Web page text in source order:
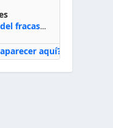
Lo que aprendimos del fracaso al emprender
aquí?